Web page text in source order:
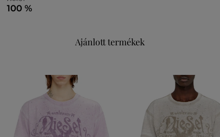
100 %
Ajánlott termékek